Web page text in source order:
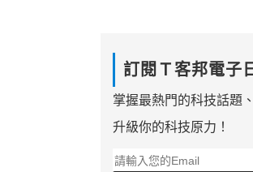
訂閱Ｔ客邦電子
掌握最熱門的科技話題
升級你的科技原力！